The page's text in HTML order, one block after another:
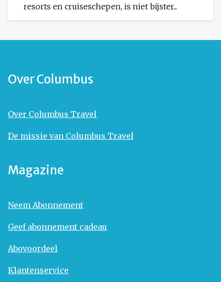
resorts en cruiseschepen, is niet bijster...
Over Columbus
Over Columbus Travel
De missie van Columbus Travel
Magazine
Neem Abonnement
Geef abonnement cadeau
Abovoordeel
Klantenservice